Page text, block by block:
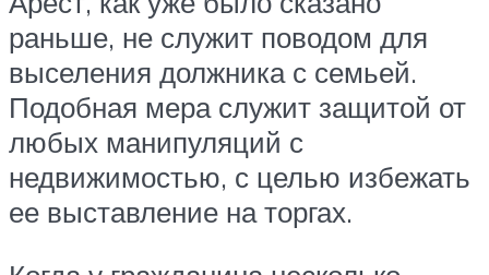
раньше, не служит поводом для
выселения должника с семьей.
Подобная мера служит защитой от
любых манипуляций с
недвижимостью, с целью избежать
ее выставление на торгах.